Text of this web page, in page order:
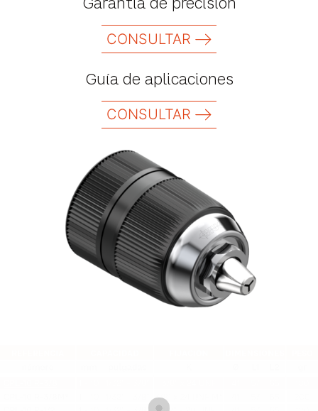
Garantía de precisión
CONSULTAR
Guía de aplicaciones
CONSULTAR